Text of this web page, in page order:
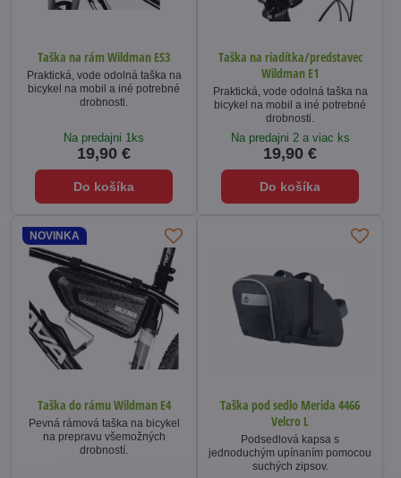
Taška na rám Wildman ES3
Praktická, vode odolná taška na
bicykel na mobil a iné potrebné
drobnosti.
Na predajni 1ks
19,90 €
Do košíka
Taška na riadítka/predstavec
Wildman E1
Praktická, vode odolná taška na
bicykel na mobil a iné potrebné
drobnosti.
Na predajni 2 a viac ks
19,90 €
Do košíka
NOVINKA
Taška do rámu Wildman E4
Pevná rámová taška na bicykel
na prepravu všemožných
drobností.
Taška pod sedlo Merida 4466
Velcro L
Podsedlová kapsa s
jednoduchým upínaním pomocou
suchých zipsov.